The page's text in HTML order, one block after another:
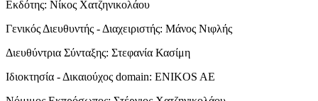
Εκδότης: Νίκος Χατζηνικολάου
Γενικός Διευθυντής - Διαχειριστής: Μάνος Νιφλής
Διευθύντρια Σύνταξης: Στεφανία Κασίμη
Ιδιοκτησία - Δικαιούχος domain: ENIKOS AE